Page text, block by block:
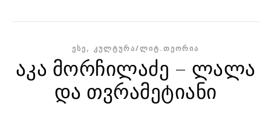
ᲔᲡᲔ, ᲙᲣᲚᲢᲣᲠᲐ/ᲚᲘᲢ.ᲗᲔᲝᲠᲘᲐ
აკა მორჩილაძე – ლალა
და თვრამეტიანი